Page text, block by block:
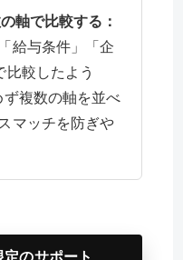
軸で比較する：
給与条件」「企
較したよう
複数の軸を並べ
マッチを防ぎや